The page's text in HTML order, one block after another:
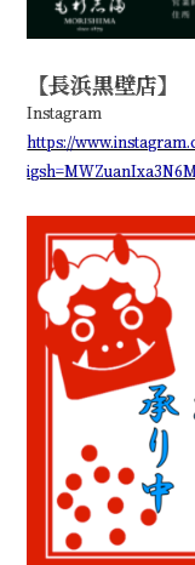
【長浜黒壁店】
Instagram
https://